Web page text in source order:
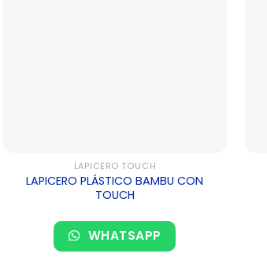
LAPICERO TOUCH
LAPICERO PLÁSTICO BAMBU CON
TOUCH
WHATSAPP